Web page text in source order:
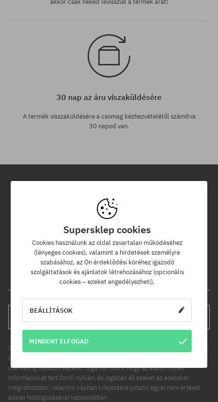
akkor csak neked levisszük a termék árát!
30 nap az áru viszaküldésére
A termék visszaküldésére a csomag kézhezvételétől számítva
30 napod van.
Hírlevél
Iratkozz fel hírlevelünkre és értesülj az elsők között új termékeinkről
és kedvezményeinkről!
Ráadásul kapsz egy -5% kedvezménykódot az egész
rendelésedre!
Az Ön személyes adatainak kezelője a COOL SPORT DISTRIBUTION SP Z
O O, székhelye: Modlniczka, ul. Handlowców 2. Személyes adatait
marketing célokból kezelik. Joga van tudni, hogy az eladó milyen
információkat tart Önről nyilván, és jogában áll ezeket az adatokat
megváltoztatni, valamint írásban kifejezésre juttatni egyet nem értését
adatai feldolgozásával kapcsolatban.
Supersklep cookies
Cookies használunk az oldal zavartalan működéséhez
(lényeges cookies), valamint a hirdetések személyre
szabásához, az Ön érdeklődési köréhez igazodó
szolgáltatások és ajánlatok létrehozásához (opcionális
cookies – ezeket engedélyezheti).
BEÁLLÍTÁSOK
MINDENT ELFOGAD